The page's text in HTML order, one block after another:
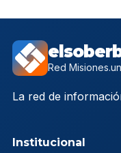
Red
La red de
Institucional